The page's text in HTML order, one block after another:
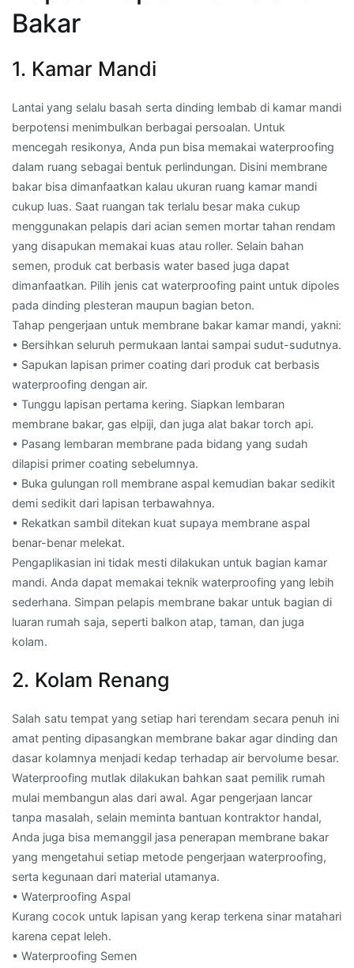
Bakar
1. Kamar Mandi
Lantai yang selalu basah serta dinding lembab di kamar mandi
berpotensi menimbulkan berbagai persoalan. Untuk
mencegah resikonya, Anda pun bisa memakai waterproofing
dalam ruang sebagai bentuk perlindungan. Disini membrane
bakar bisa dimanfaatkan kalau ukuran ruang kamar mandi
cukup luas. Saat ruangan tak terlalu besar maka cukup
menggunakan pelapis dari acian semen mortar tahan rendam
yang disapukan memakai kuas atau roller. Selain bahan
semen, produk cat berbasis water based juga dapat
dimanfaatkan. Pilih jenis cat waterproofing paint untuk dipoles
pada dinding plesteran maupun bagian beton.
Tahap pengerjaan untuk membrane bakar kamar mandi, yakni:
• Bersihkan seluruh permukaan lantai sampai sudut-sudutnya.
• Sapukan lapisan primer coating dari produk cat berbasis
waterproofing dengan air.
• Tunggu lapisan pertama kering. Siapkan lembaran
membrane bakar, gas elpiji, dan juga alat bakar torch api.
• Pasang lembaran membrane pada bidang yang sudah
dilapisi primer coating sebelumnya.
• Buka gulungan roll membrane aspal kemudian bakar sedikit
demi sedikit dari lapisan terbawahnya.
• Rekatkan sambil ditekan kuat supaya membrane aspal
benar-benar melekat.
Pengaplikasian ini tidak mesti dilakukan untuk bagian kamar
mandi. Anda dapat memakai teknik waterproofing yang lebih
sederhana. Simpan pelapis membrane bakar untuk bagian di
luaran rumah saja, seperti balkon atap, taman, dan juga
kolam.
2. Kolam Renang
Salah satu tempat yang setiap hari terendam secara penuh ini
amat penting dipasangkan membrane bakar agar dinding dan
dasar kolamnya menjadi kedap terhadap air bervolume besar.
Waterproofing mutlak dilakukan bahkan saat pemilik rumah
mulai membangun alas dari awal. Agar pengerjaan lancar
tanpa masalah, selain meminta bantuan kontraktor handal,
Anda juga bisa memanggil jasa penerapan membrane bakar
yang mengetahui setiap metode pengerjaan waterproofing,
serta kegunaan dari material utamanya.
• Waterproofing Aspal
Kurang cocok untuk lapisan yang kerap terkena sinar matahari
karena cepat leleh.
• Waterproofing Semen